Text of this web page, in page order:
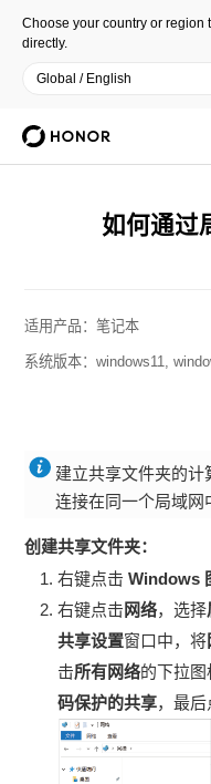
Choose your country or region
directly.
Global / English
如何通过
适用产品： 笔记本
系统版本：windows11,
建立共享文件夹的
连接在同一个局域网
创建共享文件夹：
右键点击Windows
右键点击 网络，选择
共享设置窗口中，将
击所有网络的下拉
码保护的共享，最